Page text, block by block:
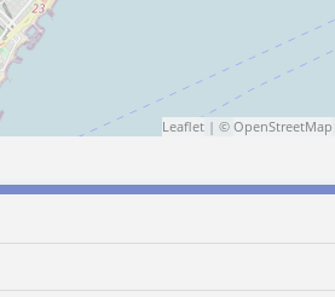
Leaflet| © OpenStreetMap